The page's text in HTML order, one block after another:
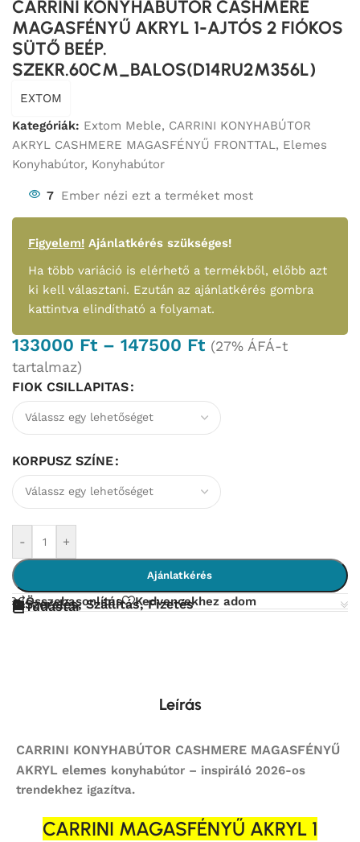
CARRINI KONYHABÚTOR CASHMERE
MAGASFÉNYŰ AKRYL 1-AJTÓS 2 FIÓKOS
SÜTŐ BEÉP.
SZEKR.60CM_BALOS(D14RU2M356L)
EXTOM
Kategóriák: Extom Meble, CARRINI KONYHABÚTOR
AKRYL CASHMERE MAGASFÉNYŰ FRONTTAL, Elemes
Konyhabútor, Konyhabútor
7 Ember nézi ezt a terméket most
Figyelem! Ajánlatkérés szükséges!
Ha több variáció is elérhető a termékből, előbb azt
ki kell választani. Ezután az ajánlatkérés gombra
kattintva elindítható a folyamat.
133000 Ft – 147500 Ft (27% ÁFÁ-t
tartalmaz)
FIOK CSILLAPITAS
KORPUSZ SZÍNE
- +
Ajánlatkérés
Összehasonlítás Kedvencekhez adom
Szerelés, Szállítás, Fizetés
Tudástár
Leírás
CARRINI KONYHABÚTOR CASHMERE MAGASFÉNYŰ
AKRYL elemes konyhabútor – inspiráló 2026-os
trendekhez igazítva.
CARRINI MAGASFÉNYŰ AKRYL 1